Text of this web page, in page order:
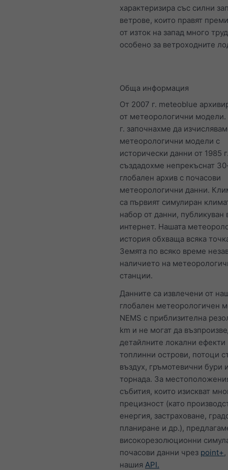
характеризира със силни
ветрове, които правят
от изток на запад много
особено за ветроходните
Обща информация
От 2007 г. meteoblue
от метеорологични
г. започнахме да
метеорологични модели с
исторически данни от 1985
създадохме непрекъснат
глобален архив с почасови
метеорологични данни.
са първият симулиран
набор от данни, публикуван
интернет. Нашата
история обхваща всяка
Земята по всяко време
наличието на
станции.
Данните са извлечени от
глобален метеорологичен
NEMS с приблизителна
km и не могат да
детайлните локални ефекти
топлинни острови, потоци
въздух, гръмотевични бури
торнада. За
събития, които изискват
прецизност (като
енергия, застраховане,
планиране и др.),
високорезолюционни
почасови данни чрез point+,
нашия API.